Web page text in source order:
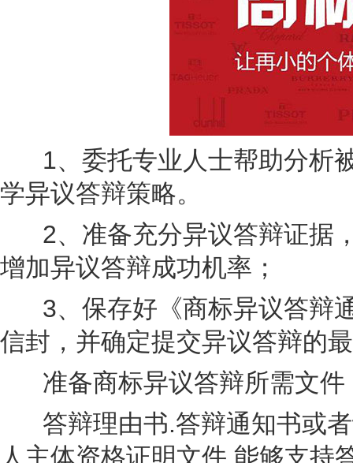
1、委托专业人士帮助分析
学异议答辩策略。
2、准备充分异议答辩证据
增加异议答辩成功机率；
3、保存好《商标异议答辩
信封，并确定提交异议答辩的
准备商标异议答辩所需文件
答辩理由书.答辩通知书或者
人主体资格证明文件.能够支持